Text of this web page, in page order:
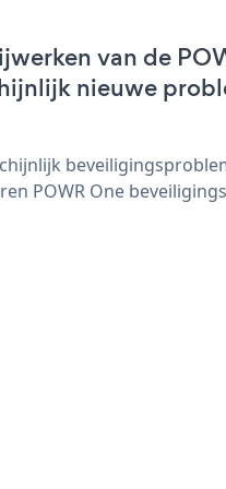
van de
nieuwe
POWR One